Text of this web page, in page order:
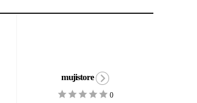
mujistore
0